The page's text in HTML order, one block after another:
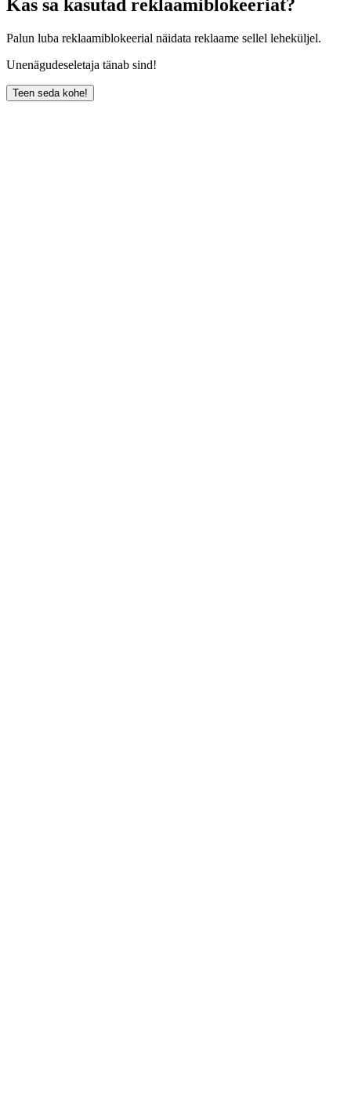
Kas sa kasutad reklaamiblokeeriat?
Palun luba reklaamiblokeerial näidata reklaame sellel leheküljel.
Unenägudeseletaja tänab sind!
Teen seda kohe!